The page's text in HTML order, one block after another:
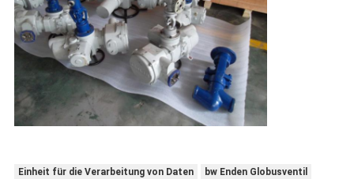
Einheit für die Verarbeitung von Daten
bw Enden Globusventil